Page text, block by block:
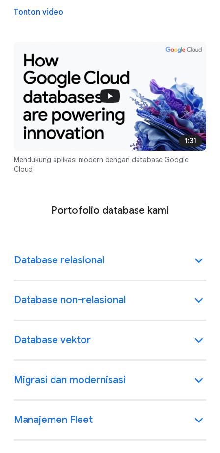
1:31
Mendukung aplikasi modern dengan database Google
Cloud
Tonton video
Portofolio database kami
Database relasional
Database non-relasional
Database vektor
Migrasi dan modernisasi
Manajemen Fleet